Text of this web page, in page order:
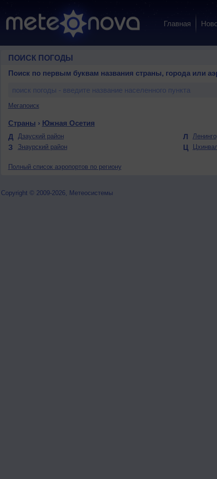
Главная
ПОИСК ПОГОДЫ
Поиск по первым буквам названия страны, города или
Мегапоиск
Страны › Южная Осетия
Д
Дзауский район
З Знаурский район
Л
Ц
Полный список аэропортов по региону
Copyright © 2009-2026, Метеосистемы